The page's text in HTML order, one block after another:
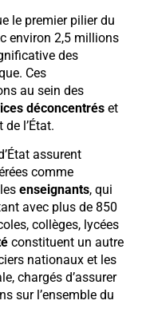
le premier pilier du
environ 2,5 millions
des
Ces
au sein des
déconcentrés et
de l’État.
assurent
comme
enseignants, qui
avec plus de 850
collèges, lycées
constituent un autre
nationaux et les
chargés d’assurer
sur l’ensemble du